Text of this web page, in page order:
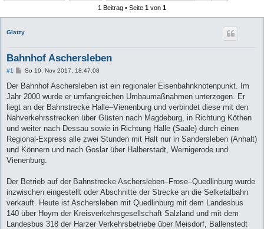
1 Beitrag • Seite 1 von 1
Glatzy
Bahnhof Aschersleben
#1
B
i
r
a
So 19. Nov 2017, 18:47:08
Der Bahnhof Aschersleben ist ein regionaler Eisenbahnknotenpunkt. Im
Jahr 2000 wurde er umfangreichen Umbaumaßnahmen unterzogen. Er
liegt an der Bahnstrecke Halle–Vienenburg und verbindet diese mit den
Nahverkehrsstrecken über Güsten nach Magdeburg, in Richtung Köthen
und weiter nach Dessau sowie in Richtung Halle (Saale) durch einen
Regional-Express alle zwei Stunden mit Halt nur in Sandersleben (Anhalt)
und Könnern und nach Goslar über Halberstadt, Wernigerode und
Vienenburg.
Der Betrieb auf der Bahnstrecke Aschersleben–Frose–Quedlinburg wurde
inzwischen eingestellt oder Abschnitte der Strecke an die Selketalbahn
verkauft. Heute ist Aschersleben mit Quedlinburg mit dem Landesbus
140 über Hoym der Kreisverkehrsgesellschaft Salzland und mit dem
Landesbus 318 der Harzer Verkehrsbetriebe über Meisdorf, Ballenstedt